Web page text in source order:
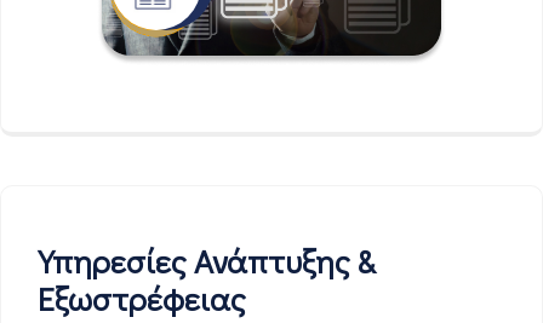
Υπηρεσίες Ανάπτυξης &
Εξωστρέφειας